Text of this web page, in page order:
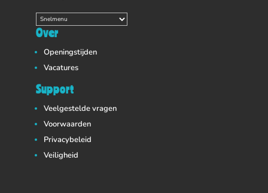
Over
Openingstijden
Vacatures
Support
Veelgestelde vragen
Voorwaarden
Privacybeleid
Veiligheid